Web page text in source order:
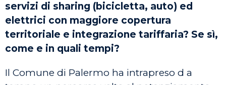
servizi di sharing (bicicletta, auto) ed
elettrici con maggiore copertura
territoriale e integrazione tariffaria? Se sì,
come e in quali tempi?
Il Comune di Palermo ha intrapreso d a